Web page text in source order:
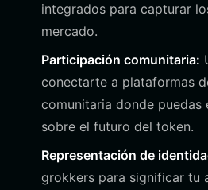
integrados para capturar
mercado.
Participación comunitaria:
conectarte a plataformas
comunitaria donde puedas
sobre el futuro del token.
Representación de
grokkers para significar tu